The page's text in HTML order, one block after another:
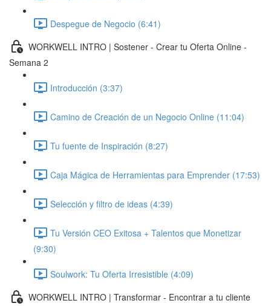
Despegue de Negocio (6:41)
WORKWELL INTRO | Sostener - Crear tu Oferta Online -
Semana 2
Introducción (3:37)
Camino de Creación de un Negocio Online (11:04)
Tu fuente de Inspiración (8:27)
Caja Mágica de Herramientas para Emprender (17:53)
Selección y filtro de ideas (4:39)
Tu Versión CEO Exitosa + Talentos que Monetizar
(9:30)
Soulwork: Tu Oferta Irresistible (4:09)
WORKWELL INTRO | Transformar - Encontrar a tu cliente